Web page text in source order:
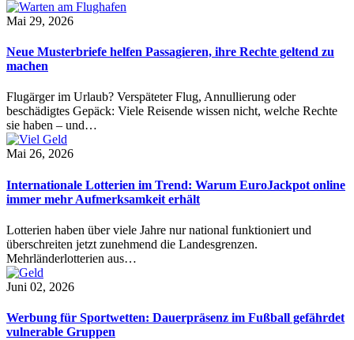
Mai 29, 2026
Neue Musterbriefe helfen Passagieren, ihre Rechte geltend zu
machen
Flugärger im Urlaub? Verspäteter Flug, Annullierung oder
beschädigtes Gepäck: Viele Reisende wissen nicht, welche Rechte
sie haben – und…
Mai 26, 2026
Internationale Lotterien im Trend: Warum EuroJackpot online
immer mehr Aufmerksamkeit erhält
Lotterien haben über viele Jahre nur national funktioniert und
überschreiten jetzt zunehmend die Landesgrenzen.
Mehrländerlotterien aus…
Juni 02, 2026
Werbung für Sportwetten: Dauerpräsenz im Fußball gefährdet
vulnerable Gruppen